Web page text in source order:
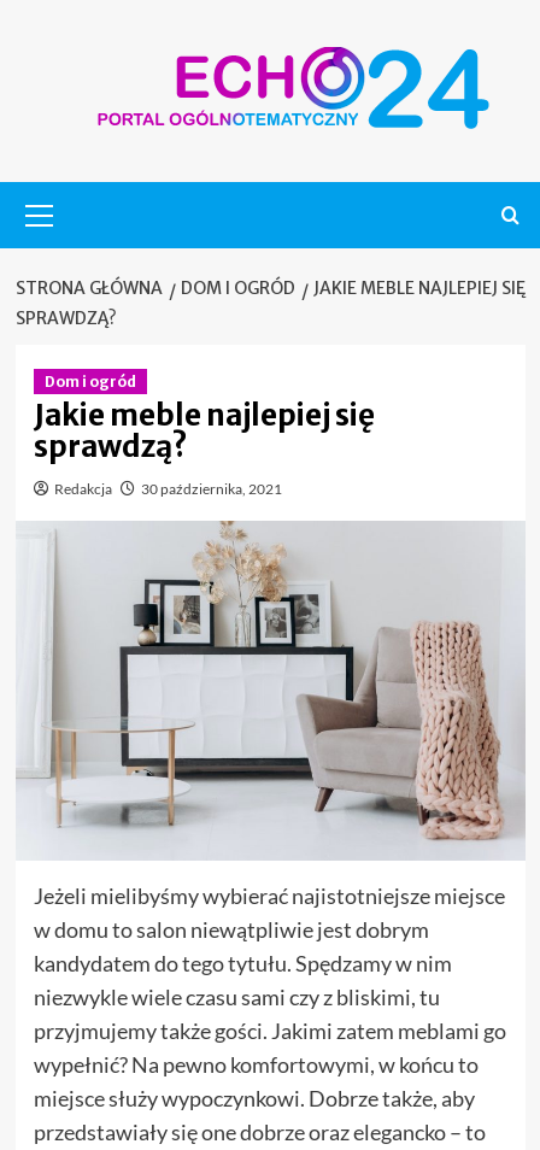
główne
STRONA GŁÓWNA DOM I OGRÓD
JAKIE MEBLE NAJLEPIEJ SIĘ
SPRAWDZĄ?
Dom i ogród
Jakie meble najlepiej się
sprawdzą?
Redakcja 30 października, 2021
Jeżeli mielibyśmy wybierać najistotniejsze miejsce
w domu to salon niewątpliwie jest dobrym
kandydatem do tego tytułu. Spędzamy w nim
niezwykle wiele czasu sami czy z bliskimi, tu
przyjmujemy także gości. Jakimi zatem meblami go
wypełnić? Na pewno komfortowymi, w końcu to
miejsce służy wypoczynkowi. Dobrze także, aby
przedstawiały się one dobrze oraz elegancko – to